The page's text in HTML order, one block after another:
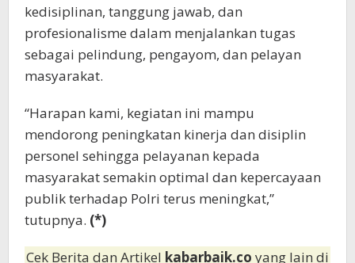
kedisiplinan, tanggung jawab, dan
profesionalisme dalam menjalankan tugas
sebagai pelindung, pengayom, dan pelayan
masyarakat.
“Harapan kami, kegiatan ini mampu
mendorong peningkatan kinerja dan disiplin
personel sehingga pelayanan kepada
masyarakat semakin optimal dan kepercayaan
publik terhadap Polri terus meningkat,”
tutupnya. (*)
Cek Berita dan Artikel kabarbaik.co yang lain di